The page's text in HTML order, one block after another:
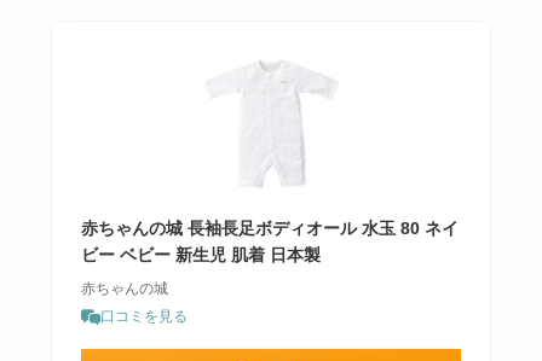
赤ちゃんの城 長袖長足ボディオール 水玉 80 ネイ
ビー ベビー 新生児 肌着 日本製
赤ちゃんの城
口コミを見る